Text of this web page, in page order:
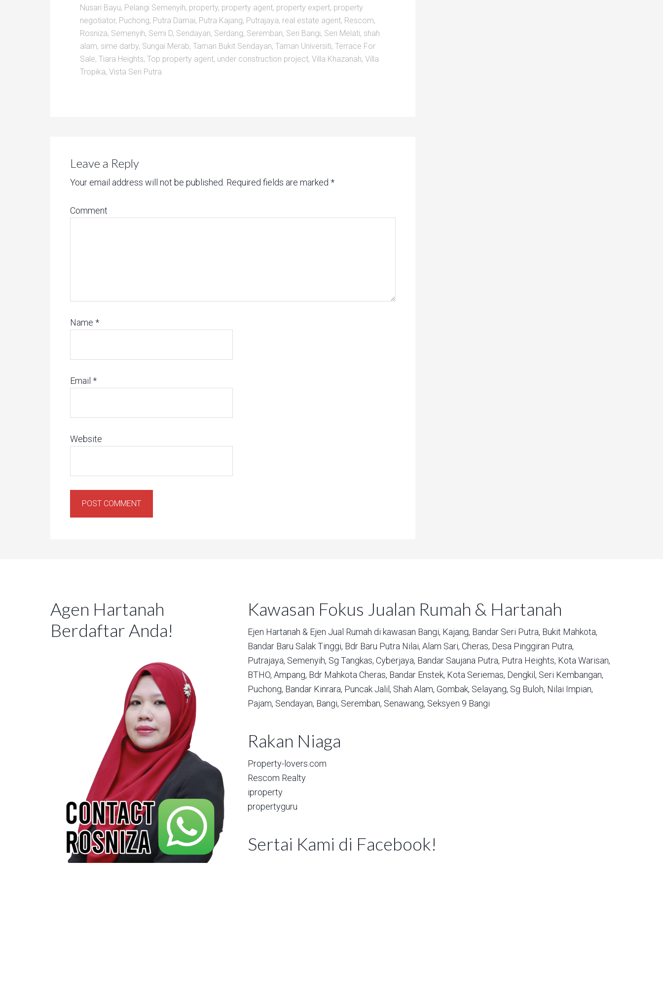
Nusari Bayu, Pelangi Semenyih, property, property agent, property expert, property
negotiator, Puchong, Putra Damai, Putra Kajang, Putrajaya, real estate agent, Rescom,
Rosniza, Semenyih, Semi D, Sendayan, Serdang, Seremban, Seri Bangi, Seri Melati, shah
alam, sime darby, Sungai Merab, Taman Bukit Sendayan, Taman Universiti, Terrace For
Sale, Tiara Heights, Top property agent, under construction project, Villa Khazanah, Villa
Tropika, Vista Seri Putra
Leave a Reply
Your email address will not be published. Required fields are marked *
Comment
Name *
Email *
Website
Agen Hartanah
Berdaftar Anda!
Kawasan Fokus Jualan Rumah & Hartanah
Ejen Hartanah & Ejen Jual Rumah di kawasan Bangi, Kajang, Bandar Seri Putra, Bukit Mahkota,
Bandar Baru Salak Tinggi, Bdr Baru Putra Nilai, Alam Sari, Cheras, Desa Pinggiran Putra,
Putrajaya, Semenyih, Sg Tangkas, Cyberjaya, Bandar Saujana Putra, Putra Heights, Kota Warisan,
BTHO, Ampang, Bdr Mahkota Cheras, Bandar Enstek, Kota Seriemas, Dengkil, Seri Kembangan,
Puchong, Bandar Kinrara, Puncak Jalil, Shah Alam, Gombak, Selayang, Sg Buloh, Nilai Impian,
Pajam, Sendayan, Bangi, Seremban, Senawang, Seksyen 9 Bangi
Rakan Niaga
Property-lovers.com
Rescom Realty
iproperty
propertyguru
Sertai Kami di Facebook!